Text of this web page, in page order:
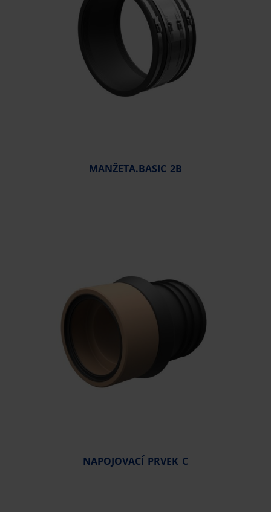
MANŽETA.BASIC 2B
NAPOJOVACÍ PRVEK C